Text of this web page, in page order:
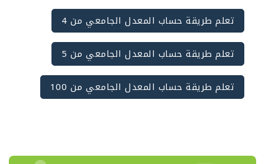
تعلم طريقة حساب المعدل الجامعي من 4
تعلم طريقة حساب المعدل الجامعي من 5
تعلم طريقة حساب المعدل الجامعي من 100